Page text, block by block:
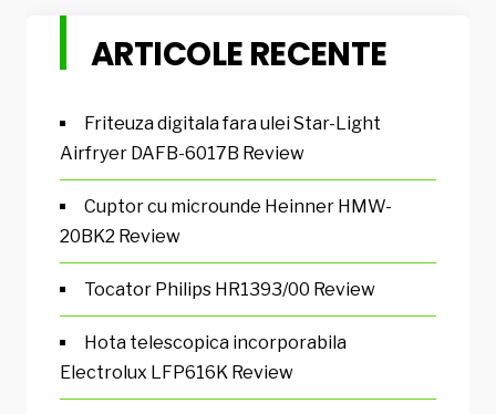
ARTICOLE RECENTE
Friteuza digitala fara ulei Star-Light
Airfryer DAFB-6017B Review
Cuptor cu microunde Heinner HMW-
20BK2 Review
Tocator Philips HR1393/00 Review
Hota telescopica incorporabila
Electrolux LFP616K Review